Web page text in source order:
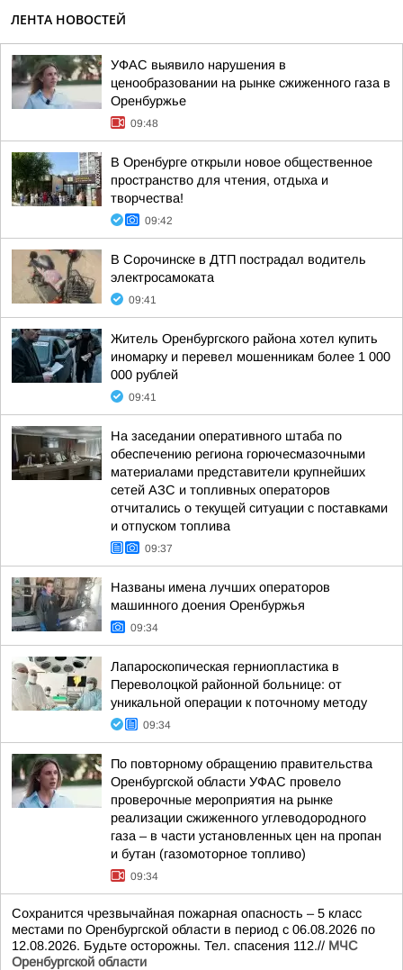
ЛЕНТА НОВОСТЕЙ
УФАС выявило нарушения в
ценообразовании на рынке сжиженного газа в
Оренбуржье
09:48
В Оренбурге открыли новое общественное
пространство для чтения, отдыха и
творчества!
09:42
В Сорочинске в ДТП пострадал водитель
электросамоката
09:41
Житель Оренбургского района хотел купить
иномарку и перевел мошенникам более 1 000
000 рублей
09:41
На заседании оперативного штаба по
обеспечению региона горючесмазочными
материалами представители крупнейших
сетей АЗС и топливных операторов
отчитались о текущей ситуации с поставками
и отпуском топлива
09:37
Названы имена лучших операторов
машинного доения Оренбуржья
09:34
Лапароскопическая герниопластика в
Переволоцкой районной больнице: от
уникальной операции к поточному методу
09:34
По повторному обращению правительства
Оренбургской области УФАС провело
проверочные мероприятия на рынке
реализации сжиженного углеводородного
газа – в части установленных цен на пропан
и бутан (газомоторное топливо)
09:34
Сохранится чрезвычайная пожарная опасность – 5 класс
местами по Оренбургской области в период с 06.08.2026 по
12.08.2026. Будьте осторожны. Тел. спасения 112.// МЧС
Оренбургской области